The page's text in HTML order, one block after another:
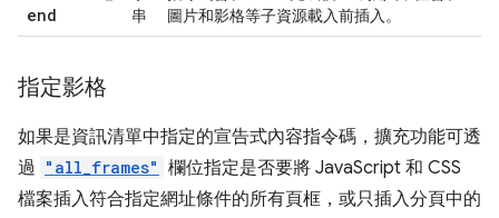
end
串
圖片和影格等子資源載入前插入。
指定影格
如果是資訊清單中指定的宣告式內容指令碼，擴充功能可透
過 "all_frames" 欄位指定是否要將 JavaScript 和 CSS
檔案插入符合指定網址條件的所有頁框，或只插入分頁中的